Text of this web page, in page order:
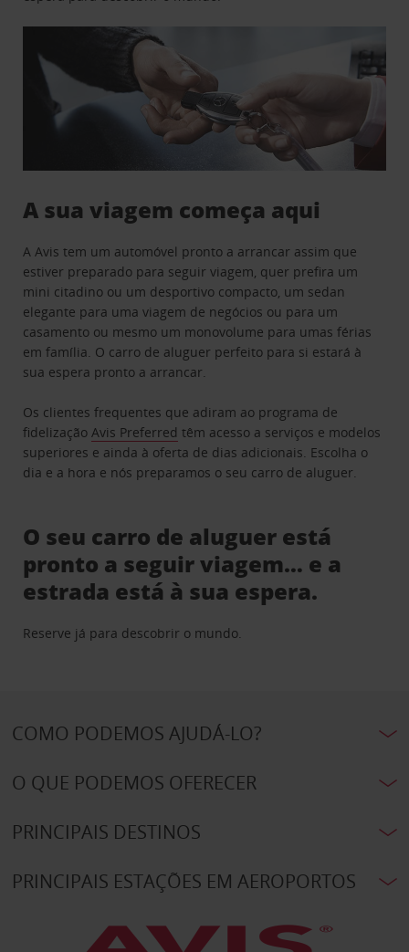
A sua viagem começa aqui
A Avis tem um automóvel pronto a arrancar assim que
estiver preparado para seguir viagem, quer prefira um
mini citadino ou um desportivo compacto, um sedan
elegante para uma viagem de negócios ou para um
casamento ou mesmo um monovolume para umas férias
em família. O carro de aluguer perfeito para si estará à
sua espera pronto a arrancar.
Os clientes frequentes que adiram ao programa de
fidelizaçãoAvis Preferred têm acesso a serviços e modelos
superiores e ainda à oferta de dias adicionais. Escolha o
dia e a hora e nós preparamos o seu carro de aluguer.
O seu carro de aluguer está
pronto a seguir viagem… e a
estrada está à sua espera.
Reserve já para descobrir o mundo.
COMO PODEMOS AJUDÁ-LO?
O QUE PODEMOS OFERECER
PRINCIPAIS DESTINOS
PRINCIPAIS ESTAÇÕES EM AEROPORTOS